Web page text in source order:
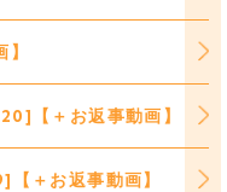
【＋お返事動画】
＋お返事動画】